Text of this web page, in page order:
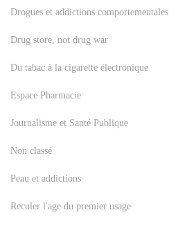
Drogues et addictions comportementales
Drug store, not drug war
Du tabac à la cigarette électronique
Espace Pharmacie
Journalisme et Santé Publique
Non classé
Peau et addictions
Reculer l'age du premier usage